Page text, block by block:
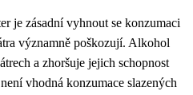
je zásadní vyhnout se konzumaci
významně poškozují. Alkohol
a zhoršuje jejich schopnost
vhodná konzumace slazených